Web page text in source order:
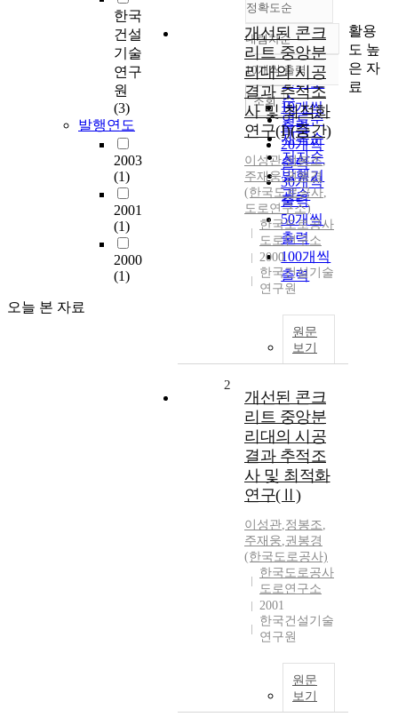
한국
건설
기술
연구
원
(3)
발행연도
2003
(1)
2001
(1)
2000
(1)
오늘 본 자료
정확도순
정확도
순
인기도
순
연도순
제목순
저자순
발행기
관순
내림차순
내림차순
10개씩 출력
10개씩
출력
20개씩
출력
30개씩
출력
50개씩
출력
100개씩
출력
조회
개선된 콘크
리트 중앙분
리대의 시공
결과 추적조
사 및 최적화
연구(I)(중간)
이성관,정봉조,
주재웅,권봉경
(한국도로공사,
도로연구소)
한국도로공사
도로연구소
2000
한국건설기술
연구원
원문
보기
2
개선된 콘크
리트 중앙분
리대의 시공
결과 추적조
사 및 최적화
연구(Ⅱ)
이성관,정봉조,
주재웅,권봉경
(한국도로공사)
한국도로공사
도로연구소
2001
한국건설기술
연구원
원문
보기
활용
도 높
은 자
료